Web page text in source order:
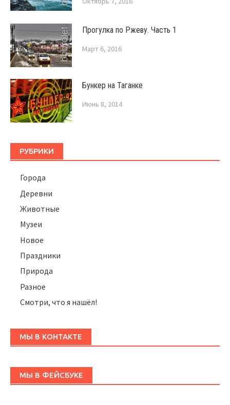
Прогулка по Ржеву. Часть 1
Март 6, 2016
Бункер на Таганке
Июнь 8, 2014
РУБРИКИ
Города
Деревни
Животные
Музеи
Новое
Праздники
Природа
Разное
Смотри, что я нашёл!
МЫ В КОНТАКТЕ
МЫ В ФЕЙСБУКЕ